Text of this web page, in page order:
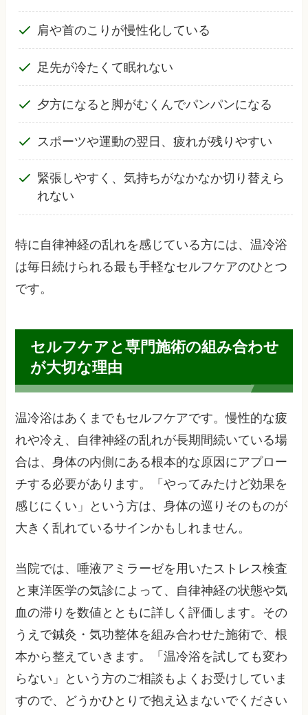
肩や首のこりが慢性化している
足先が冷たくて眠れない
夕方になると脚がむくんでパンパンになる
スポーツや運動の翌日、疲れが残りやすい
緊張しやすく、気持ちがなかなか切り替えら
れない
特に自律神経の乱れを感じている方には、温冷浴
は毎日続けられる最も手軽なセルフケアのひとつ
です。
セルフケアと専門施術の組み合わせ
が大切な理由
温冷浴はあくまでもセルフケアです。慢性的な疲
れや冷え、自律神経の乱れが長期間続いている場
合は、身体の内側にある根本的な原因にアプロー
チする必要があります。「やってみたけど効果を
感じにくい」という方は、身体の巡りそのものが
大きく乱れているサインかもしれません。
当院では、唾液アミラーゼを用いたストレス検査
と東洋医学の気診によって、自律神経の状態や気
血の滞りを数値とともに詳しく評価します。その
うえで鍼灸・気功整体を組み合わせた施術で、根
本から整えていきます。「温冷浴を試しても変わ
らない」という方のご相談もよくお受けしていま
すので、どうかひとりで抱え込まないでください